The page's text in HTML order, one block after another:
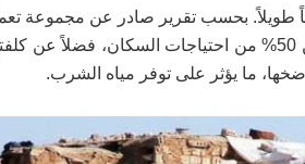
طويلاً. بحسب تقرير صادر عن مجموعة
والصرف الصحي في شمال شرقي سوريا، يوفر نقل المياه بالصهاريج أقل من 50% من
ضخها، ما يؤثر على توفر مياه الشرب.